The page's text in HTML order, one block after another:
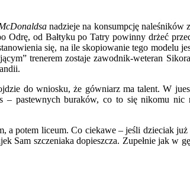
nadzieje na konsumpcję naleśników
Odrę, od Bałtyku po Tatry powinny drżeć
się, na ile skopiowanie tego modelu
trenerem zostaje zawodnik-weteran
do wniosku, że gówniarz ma talent. W
pastewnych buraków, co to się nikomu nic
potem liceum. Co ciekawe – jeśli dzieciak
szczeniaka dopieszcza. Zupełnie jak w